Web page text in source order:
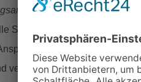
Stundenpläne können
umzugehen. Auf
vermitteln wir